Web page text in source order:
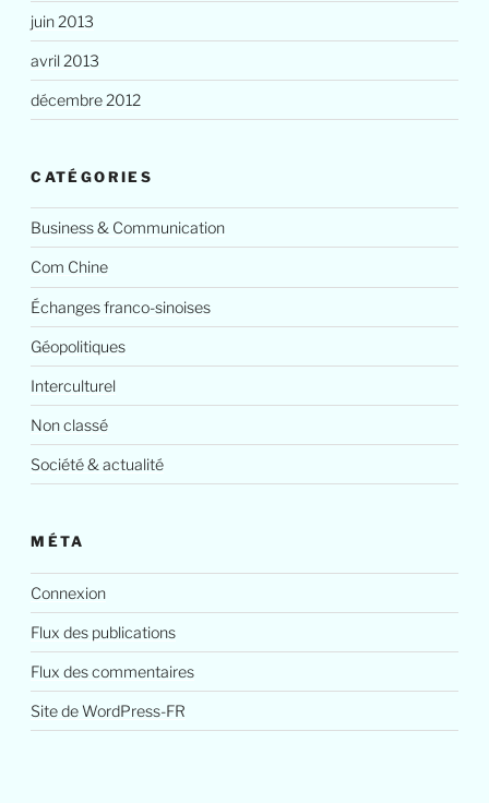
juin 2013
avril 2013
décembre 2012
CATÉGORIES
Business & Communication
Com Chine
Échanges franco-sinoises
Géopolitiques
Interculturel
Non classé
Société & actualité
MÉTA
Connexion
Flux des publications
Flux des commentaires
Site de WordPress-FR